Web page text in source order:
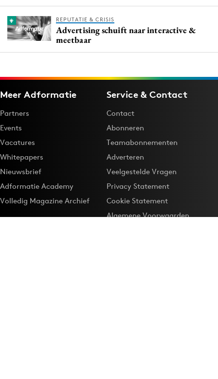
REPUTATIE & CRISIS
Advertising schuift naar interactive &
meetbaar
Meer Adformatie
Partners
Events
Vacatures
Whitepapers
Nieuwsbrief
Adformatie Academy
Volledig Magazine Archief
Service & Contact
Contact
Abonneren
Teamabonnementen
Adverteren
Veelgestelde Vragen
Privacy Statement
Cookie Statement
Algemene Voorwaarden